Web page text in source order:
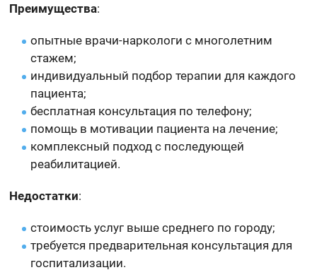
Преимущества:
опытные врачи-наркологи с многолетним
стажем;
индивидуальный подбор терапии для каждого
пациента;
бесплатная консультация по телефону;
помощь в мотивации пациента на лечение;
комплексный подход с последующей
реабилитацией.
Недостатки:
стоимость услуг выше среднего по городу;
требуется предварительная консультация для
госпитализации.